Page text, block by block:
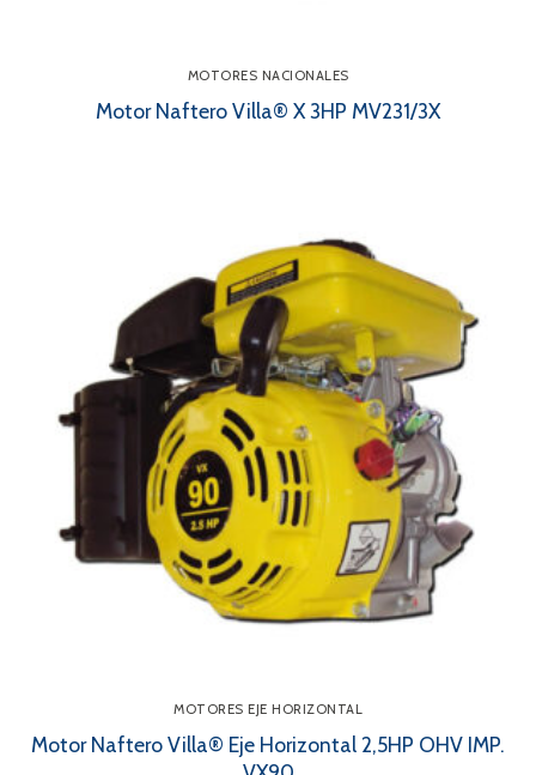
MOTORES NACIONALES
Motor Naftero Villa® X 3HP MV231/3X
MOTORES EJE HORIZONTAL
Motor Naftero Villa® Eje Horizontal 2,5HP OHV IMP.